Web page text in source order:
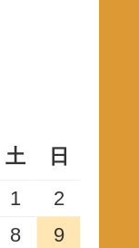
土
日
1
2
8
9